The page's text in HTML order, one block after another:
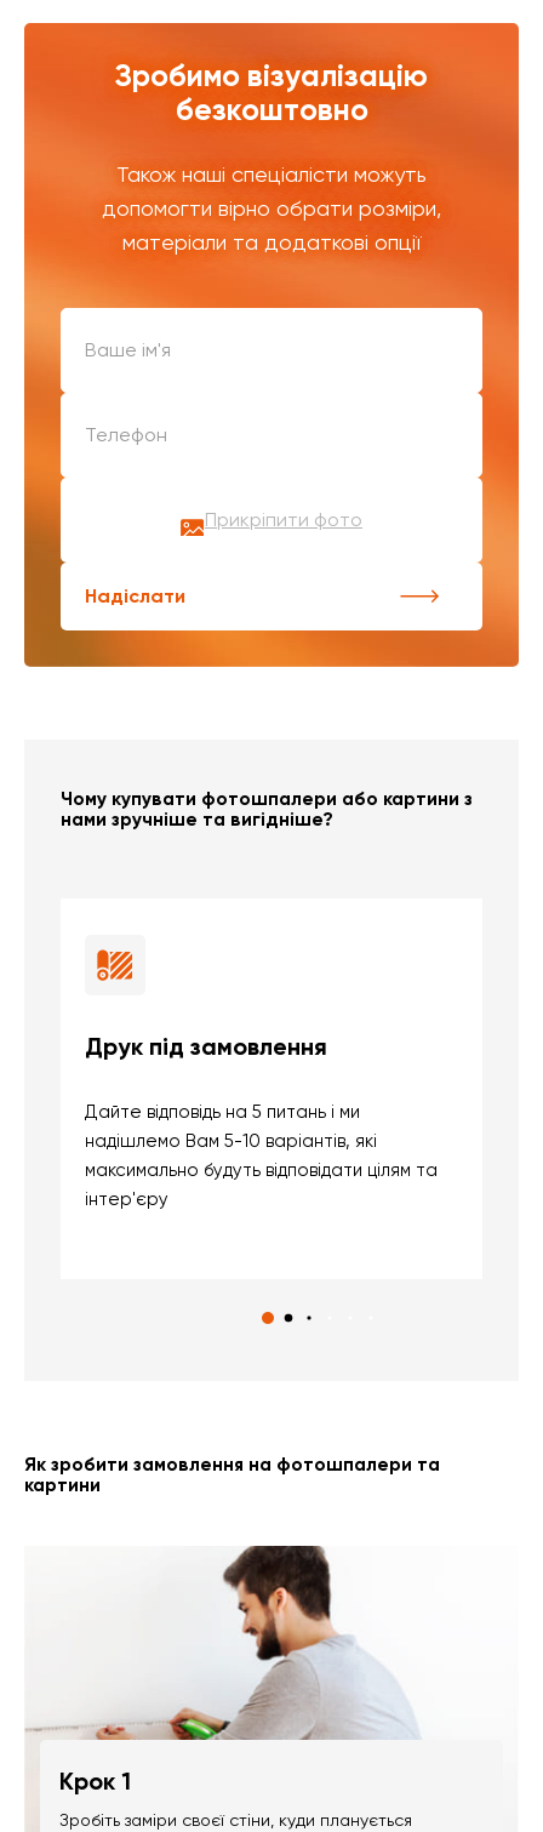
Зробимо візуалізацію
безкоштовно
Також наші спеціалісти можуть
допомогти вірно обрати розміри,
матеріали та додаткові опції
Прикріпити фото
Надіслати
Чому купувати фотошпалери або картини з
нами зручніше та вигідніше?
Друк під замовлення
Дайте відповідь на 5 питань і ми
надішлемо Вам 5-10 варіантів, які
максимально будуть відповідати цілям та
інтер'єру
Як зробити замовлення на фотошпалери та
картини
Крок 1
Зробіть заміри своєї стіни, куди планується